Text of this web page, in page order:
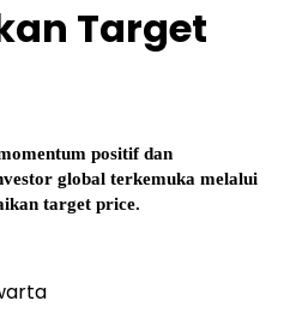
Target
positif dan
global terkemuka melalui
target price.